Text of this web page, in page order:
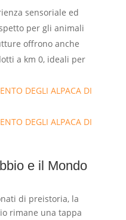
sensoriale ed
per gli animali
offrono anche
a km 0, ideali per
DEGLI ALPACA DI
DEGLI ALPACA DI
e il Mondo
di preistoria, la
rimane una tappa